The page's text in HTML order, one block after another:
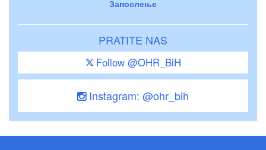
Запослење
PRATITE NAS
Follow @OHR_BiH
Instagram: @ohr_bih